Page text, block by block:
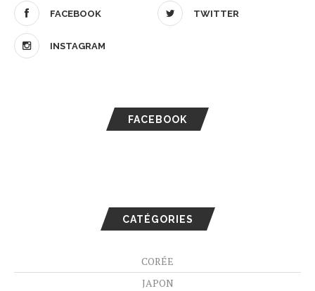
FACEBOOK TWITTER
INSTAGRAM
FACEBOOK
CATÉGORIES
CORÉE
JAPON